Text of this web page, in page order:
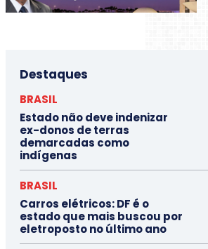
Destaques
BRASIL
Estado não deve indenizar
ex-donos de terras
demarcadas como
indígenas
BRASIL
Carros elétricos: DF é o
estado que mais buscou por
eletroposto no último ano